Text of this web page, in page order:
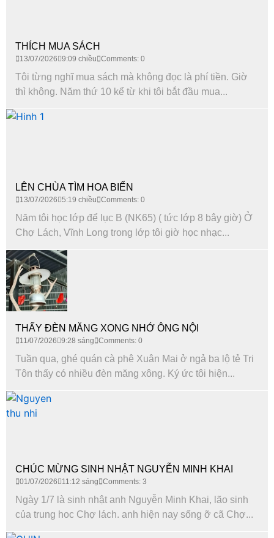
THÍCH MUA SÁCH
13/07/2026 9:09 chiều Comments: 0
Tôi từng nghĩ mua sách mà không đọc là phí tiền. Giờ
thì không. Năm thứ 10 kể từ khi tôi bắt đầu mua...
LÊN CHÙA TÌM HOA BIỂN
13/07/2026 5:19 chiều Comments: 0
Năm tôi học lớp để lục B (NK65) ( tức lớp 8 bây giờ) Ở
Chợ Lách, Vĩnh Long trong lớp tôi giờ học nhạc...
THẤY ĐÈN MĂNG XONG NHỚ ÔNG NỘI
11/07/2026 9:28 sáng Comments: 0
Tuần qua, ghé quán cà phê Xuân Mai ở ngả ba lộ tẻ Tri
Tôn thấy có nhiều đèn măng xông. Ký ức tôi hiện...
CHÚC MỪNG SINH NHẬT NGUYỄN MINH KHAI
01/07/2026 11:12 sáng Comments: 3
Ngày 1/7 là sinh nhật anh Nguyễn Minh Khai, lão sinh
của trung hoc Chợ lách. anh hiện nay sống ỡ cã Chợ...